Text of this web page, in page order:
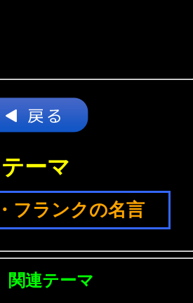
テーマ
フランクの名言
関連テーマ